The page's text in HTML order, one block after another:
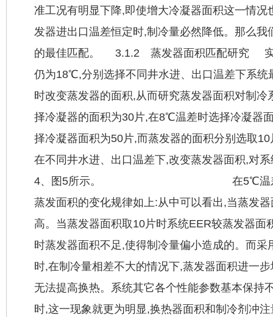
准工况有明显下降,即使增大冷凝器面积这一情况
发器进出口温差恒定时,制冷量必然降低。那么我
的最佳匹配。 3.1.2 蒸发器面积匹配研究 实
仍为18℃,分别选择不同井水进、出口温差下系统
时改变蒸发器的面积,从而研究蒸发器面积对制
择冷凝器的面积为30片,在8℃温差时选择冷凝器
择冷凝器面积为50片,而蒸发器的面积分别选取
在不同井水进、出口温差下,改变蒸发器面积,对
4、图5所示。 在5℃温差,即标
蒸发面积的变化规律如上:从中可以看出,当蒸发
高。当蒸发器面积取10片时系统EER较蒸发器面
时蒸发器面积不足,使得制冷量偏小造成的。而采
时,在制冷量相差不大的情况下,蒸发器面积进一
无法提高换热。系统其它各个性能参数基本保持
时,这一现象就更为明显,换热器面积和制冷剂冲